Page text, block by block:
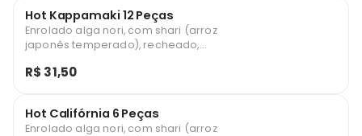
Hot Kappamaki 12 Peças
Enrolado alga nori, com shari (arroz
japonês temperado), recheado,
frito (Pepino japonês)
R$ 31,50
Hot Califórnia 6 Peças
Enrolado alga nori, com shari (arroz